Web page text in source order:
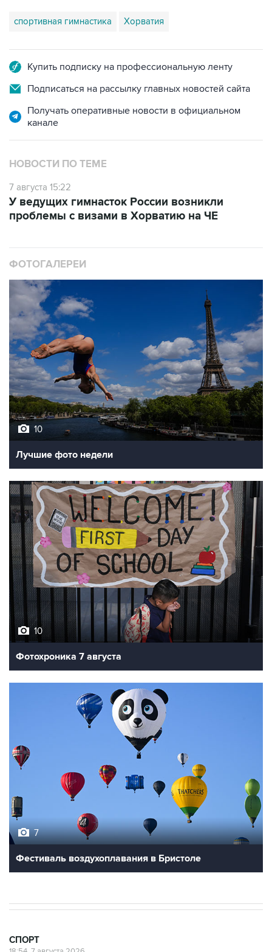
спортивная гимнастика Хорватия
Купить подписку на профессиональную ленту
Подписаться на рассылку главных новостей сайта
Получать оперативные новости в официальном
канале
НОВОСТИ ПО ТЕМЕ
7 августа 15:22
У ведущих гимнасток России возникли
проблемы с визами в Хорватию на ЧЕ
ФОТОГАЛЕРЕИ
10
Лучшие фото недели
10
Фотохроника 7 августа
7
Фестиваль воздухоплавания в Бристоле
СПОРТ